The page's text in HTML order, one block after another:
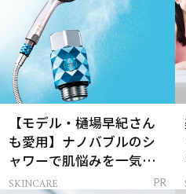
【モデル・樋場早紀さん
も愛用】ナノバブルのシ
ャワーで肌悩みを一気に
解決
SKINCARE PR